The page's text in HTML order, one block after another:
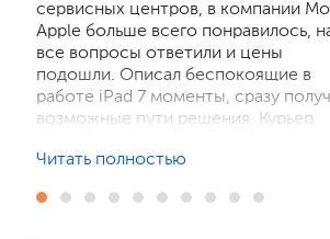
сервисных центров, в компании
Apple больше всего понравилось,
все вопросы ответили и цены
подошли. Описал беспокоящие в
работе iPad 7 моменты, сразу
возможные пути решения. Курьер
отзвонились по итогам осмотра,
порадовал, без лишнего ожидания и
Читать полностью